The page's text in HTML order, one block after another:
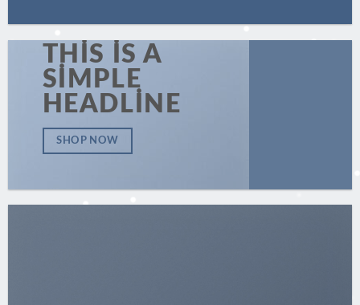
THIS IS A
SIMPLE
HEADLINE
SHOP NOW